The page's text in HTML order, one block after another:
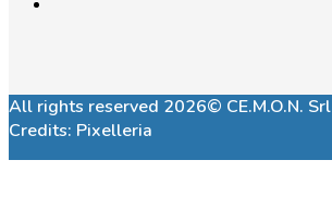
All rights reserved 2026© CE.M.O.N. Srl
Credits: Pixelleria